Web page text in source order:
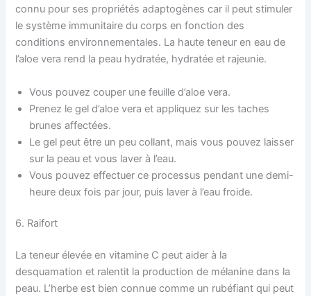
connu pour ses propriétés adaptogènes car il peut stimuler
le système immunitaire du corps en fonction des
conditions environnementales. La haute teneur en eau de
l’aloe vera rend la peau hydratée, hydratée et rajeunie.
Vous pouvez couper une feuille d’aloe vera.
Prenez le gel d’aloe vera et appliquez sur les taches
brunes affectées.
Le gel peut être un peu collant, mais vous pouvez laisser
sur la peau et vous laver à l’eau.
Vous pouvez effectuer ce processus pendant une demi-
heure deux fois par jour, puis laver à l’eau froide.
6. Raifort
La teneur élevée en vitamine C peut aider à la
desquamation et ralentit la production de mélanine dans la
peau. L’herbe est bien connue comme un rubéfiant qui peut